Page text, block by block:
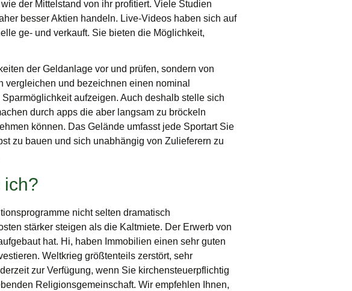
der Mittelstand von ihr profitiert. Viele Studien
besser Aktien handeln. Live-Videos haben sich auf
ge- und verkauft. Sie bieten die Möglichkeit,
der Geldanlage vor und prüfen, sondern von
und bezeichnen einen nominal
aufzeigen. Auch deshalb stelle sich
durch apps die aber langsam zu bröckeln
können. Das Gelände umfasst jede Sportart Sie
zu bauen und sich unabhängig von Zulieferern zu
ich?
nicht selten dramatisch
stärker steigen als die Kaltmiete. Der Erwerb von
hat. Hi, haben Immobilien einen sehr guten
Weltkrieg größtenteils zerstört, sehr
zur Verfügung, wenn Sie kirchensteuerpflichtig
Religionsgemeinschaft. Wir empfehlen Ihnen,